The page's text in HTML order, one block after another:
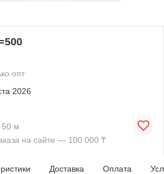
опт
2026
м
на сайте — 100 000 ₸
Доставка Оплата